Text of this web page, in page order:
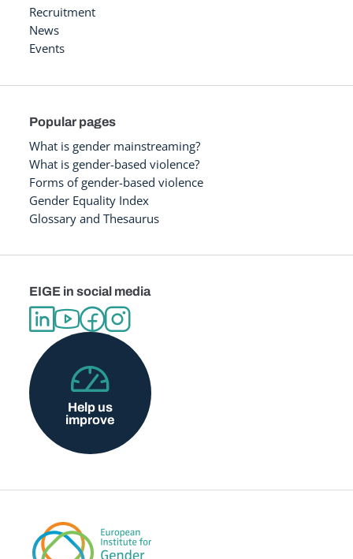
Recruitment
News
Events
Popular pages
What is gender mainstreaming?
What is gender-based violence?
Forms of gender-based violence
Gender Equality Index
Glossary and Thesaurus
EIGE in social media
Help us
improve